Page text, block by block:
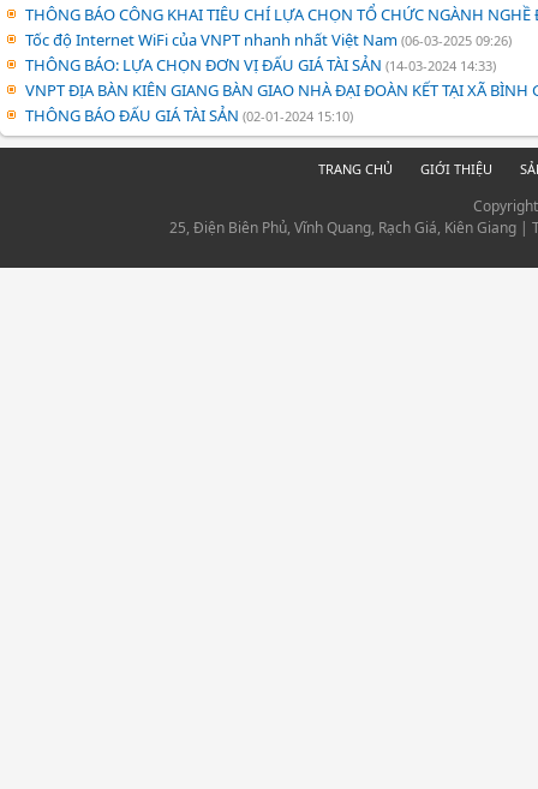
THÔNG BÁO CÔNG KHAI TIÊU CHÍ LỰA CHỌN TỔ CHỨC NGÀNH
Tốc độ Internet WiFi của VNPT nhanh nhất Việt Nam (06-03-2025 09:26)
THÔNG BÁO: LỰA CHỌN ĐƠN VỊ ĐẤU GIÁ TÀI SẢN (14-03-2024 14:33)
VNPT ĐỊA BÀN KIÊN GIANG BÀN GIAO NHÀ ĐẠI ĐOÀN KẾT TẠI XÃ BÌNH
THÔNG BÁO ĐẤU GIÁ TÀI SẢN (02-01-2024 15:10)
TRANG CHỦ GIỚI THIỆU
25, Điện Biên Phủ, Vĩnh Quang, Rạch Giá, Kiên Giang